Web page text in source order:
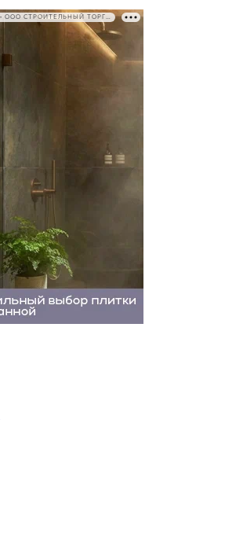
РЕКЛАМА • ООО СТРОИТЕЛЬНЫЙ ТОРГОВЫЙ ДОМ «ПЕТРОВИЧ». ИНН: 7802348846